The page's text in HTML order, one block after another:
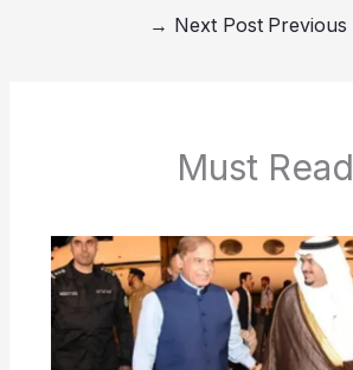
Next Post
→
Must Read